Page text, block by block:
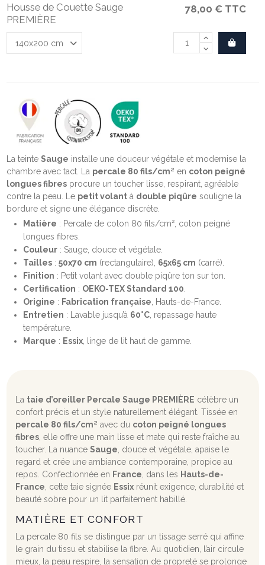
Housse de Couette Sauge
PREMIÈRE
78,00 € TTC
La teinte Sauge installe une douceur végétale et modernise la
chambre avec tact. La percale 80 fils/cm² en coton peigné
longues fibresprocure un toucher lisse, respirant, agréable
contre la peau. Le petit volantà double piqûre souligne la
bordure et signe une élégance discrète.
Matière : Percale de coton 80 fils/cm², coton peigné
longues fibres.
Couleur: Sauge, douce et végétale.
Tailles: 50x70 cm (rectangulaire), 65x65 cm (carré).
Finition : Petit volant avec double piqûre ton sur ton.
Certification : OEKO-TEX Standard 100
Origine : Fabrication française , Hauts-de-France.
Entretien : Lavable jusqu’à 60°C, repassage haute
température.
Marque : Essix, linge de lit haut de gamme.
La taie d’oreiller Percale Sauge PREMIÈRE célèbre un
confort précis et un style naturellement élégant. Tissée en
percale 80 fils/cm² avec du coton peigné longues
fibres, elle offre une main lisse et mate qui reste fraîche au
toucher. La nuance Sauge, douce et végétale, apaise le
regard et crée une ambiance contemporaine, propice au
repos. Confectionnée en France, dans les Hauts-de-
France, cette taie signée Essixréunit exigence, durabilité et
beauté sobre pour un lit parfaitement habillé.
MATIÈRE ET CONFORT
La percale 80 fils se distingue par un tissage serré qui affine
le grain du tissu et stabilise la fibre. Au quotidien, l’air circule
mieux, la peau respire, la sensation de propreté se prolonge